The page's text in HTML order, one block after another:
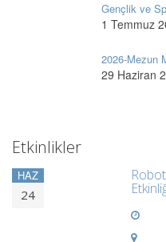
Gençlik ve
1 Temmuz
2026-Mezun
29 Haziran
Etkinlikler
HAZ
24